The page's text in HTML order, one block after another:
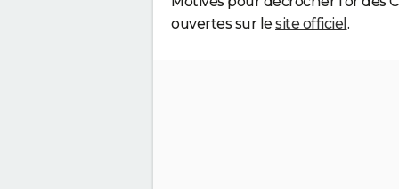
ouvertes sur le site officiel .